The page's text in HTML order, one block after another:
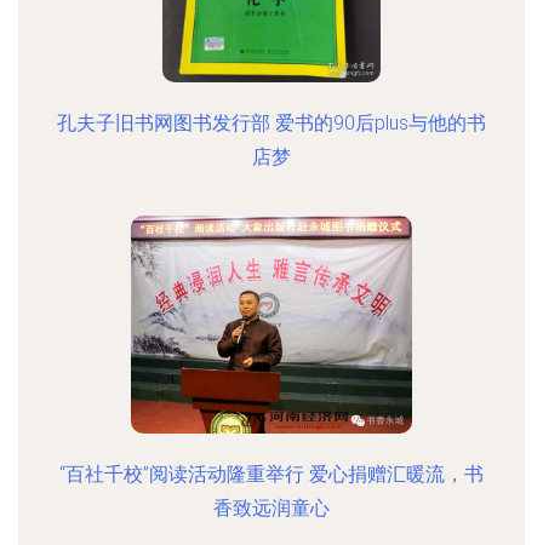
孔夫子旧书网图书发行部 爱书的90后plus与他的书
店梦
“百社千校”阅读活动隆重举行 爱心捐赠汇暖流，书
香致远润童心